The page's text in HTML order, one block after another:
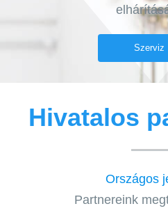
Szerviz
Hivatalos
Országos
Partnereink